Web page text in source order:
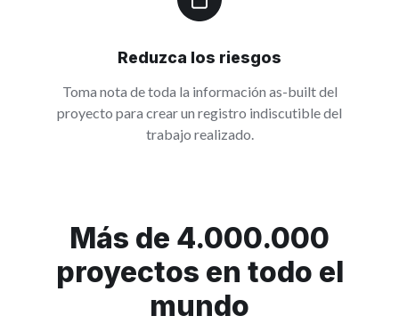
Reduzca los riesgos
Toma nota de toda la información as-built del
proyecto para crear un registro indiscutible del
trabajo realizado.
Más de 4.000.000
proyectos en todo el
mundo